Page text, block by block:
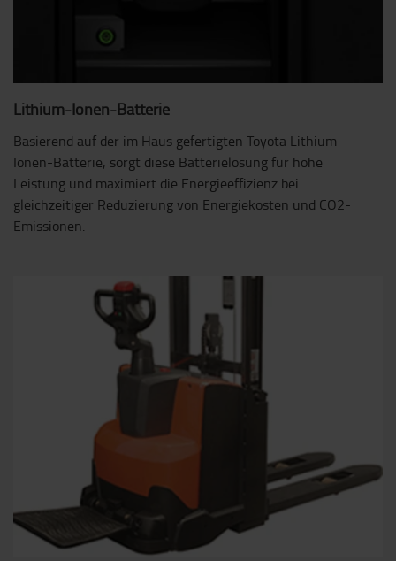
Lithium-Ionen-Batterie
Basierend auf der im Haus gefertigten Toyota Lithium-
Ionen-Batterie, sorgt diese Batterielösung für hohe
Leistung und maximiert die Energieeffizienz bei
gleichzeitiger Reduzierung von Energiekosten und CO2-
Emissionen.